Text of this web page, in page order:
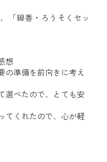
「線香・ろうそくセッ
想
の準備を前向きに考え
選べたので、とても安
てくれたので、心が軽